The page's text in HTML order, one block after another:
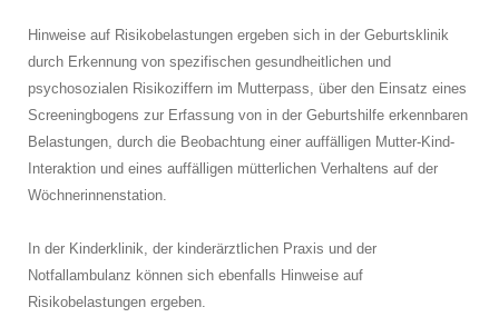
Hinweise auf Risikobelastungen ergeben sich in der Geburtsklinik
durch Erkennung von spezifischen gesundheitlichen und
psychosozialen Risikoziffern im Mutterpass, über den Einsatz eines
Screeningbogens zur Erfassung von in der Geburtshilfe erkennbaren
Belastungen, durch die Beobachtung einer auffälligen Mutter-Kind-
Interaktion und eines auffälligen mütterlichen Verhaltens auf der
Wöchnerinnenstation.
In der Kinderklinik, der kinderärztlichen Praxis und der
Notfallambulanz können sich ebenfalls Hinweise auf
Risikobelastungen ergeben.